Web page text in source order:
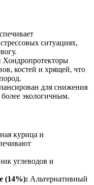
ситуациях,
Хондропротекторы
костей и хрящей, что
для снижения
более экологичным.
курица и
углеводов и
(14%): Альтернативный